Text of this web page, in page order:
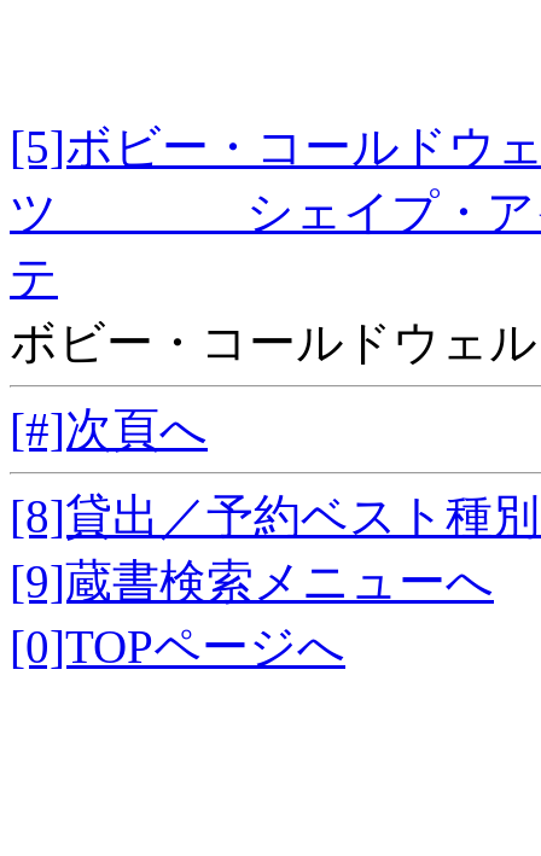
[5]ボビー・コールドウ
ツ シェイプ・アイ
テ
ボビー・コールドウ
[#]次頁へ
[8]貸出／予約ベスト種
[9]蔵書検索メニューへ
[0]TOPページへ